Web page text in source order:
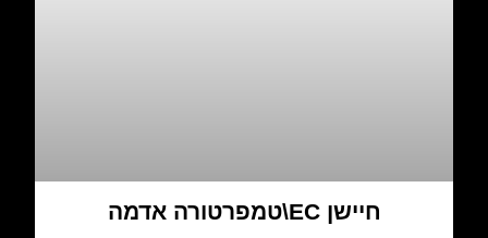
חיישן EC\טמפרטורה אדמה